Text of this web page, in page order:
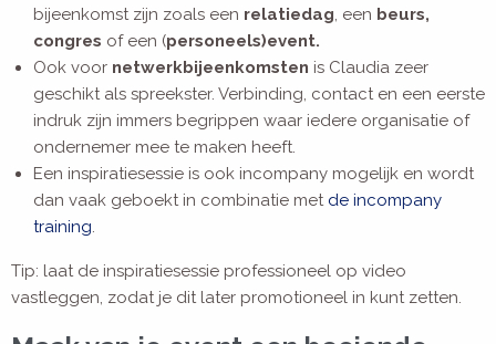
bijeenkomst zijn zoals een relatiedag, een beurs,
congres of een (personeels)event.
Ook voor netwerkbijeenkomsten is Claudia zeer
geschikt als spreekster. Verbinding, contact en een eerste
indruk zijn immers begrippen waar iedere organisatie of
ondernemer mee te maken heeft.
Een inspiratiesessie is ook incompany mogelijk en wordt
dan vaak geboekt in combinatie met de incompany
training.
Tip: laat de inspiratiesessie professioneel op video
vastleggen, zodat je dit later promotioneel in kunt zetten.